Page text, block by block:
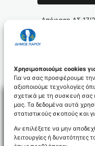
Χρησιμοποιούμε cookies
Για να σας προσφέρουμε
αξιοποιούμε τεχνολογίες
σχετικά με τη συσκευή σας
μας. Τα δεδομένα αυτά
στατιστικούς σκοπούς και
Αν επιλέξετε να μην
λειτουργίες ή δυνατότητες
Απόφαση ΔΣ 17/
256-